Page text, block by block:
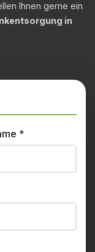
Ihnen gerne ein
in
*